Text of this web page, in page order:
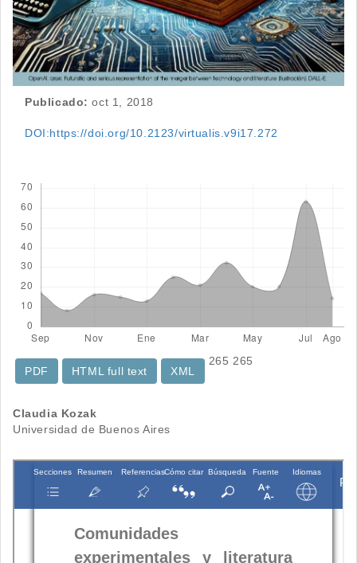
Publicado: oct 1, 2018
DOI:https://doi.org/10.2123/virtualis.v9i17.272
265
PDF
265
HTML full text
XML
Contenido
del
artículo
Claudia Kozak
Universidad de Buenos Aires